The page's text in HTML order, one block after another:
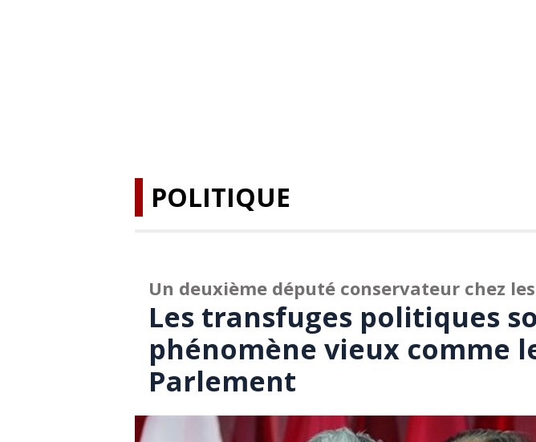
POLITIQUE
Un deuxième député conservateur chez
Les transfuges politiques
phénomène vieux comme
Parlement